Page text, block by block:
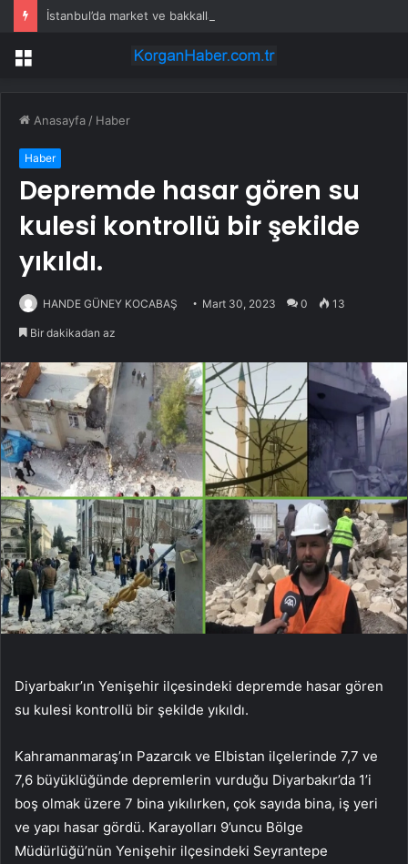
Menü
Anasayfa / Haber
Haber
Depremde hasar gören su
kulesi kontrollü bir şekilde
yıkıldı.
HANDE GÜNEY KOCABAŞ Mart 30, 2023 0 13
Bir dakikadan az
Diyarbakır’ın Yenişehir ilçesindeki depremde hasar gören
su kulesi kontrollü bir şekilde yıkıldı.
Kahramanmaraş’ın Pazarcık ve Elbistan ilçelerinde 7,7 ve
7,6 büyüklüğünde depremlerin vurduğu Diyarbakır’da 1’i
boş olmak üzere 7 bina yıkılırken, çok sayıda bina, iş yeri
ve yapı hasar gördü. Karayolları 9’uncu Bölge
Müdürlüğü’nün Yenişehir ilçesindeki Seyrantepe